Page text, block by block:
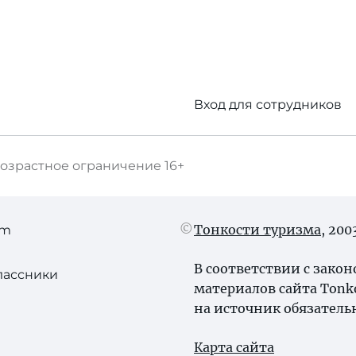
Вход для сотрудников
ограничение 16+
Тонкости туризма,
В соответствии с
материалов сайта
на источник
Карта сайта